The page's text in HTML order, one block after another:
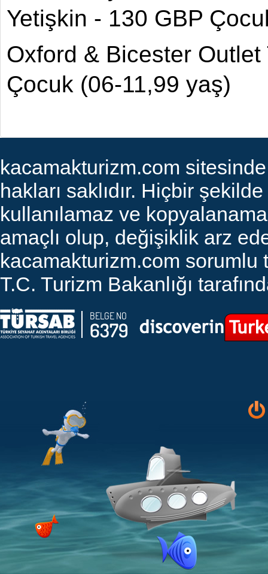
Yetişkin - 130 GBP
Oxford & Bicester
Çocuk (06-11,99 yaş)
kacamakturizm.com
hakları saklıdır. Hiçbir
kullanılamaz ve
amaçlı olup, değişiklik arz
kacamakturizm.com sorumlu
T.C. Turizm Bakanlığı